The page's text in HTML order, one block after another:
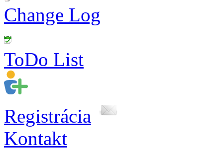
Change Log
ToDo List
Registrácia
Kontakt